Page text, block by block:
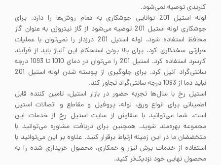
کلریدی توصیه نمی‌شود.
لوله استیل 201 توانایی جوشکاری به تمام روش‌ها را دارد. برای
جوشکاری لوله استیل 201 توضیه می‌شود از گاز نیتروژن به عنوان گاز
محافظ استفاده شود. لوله استیل 201 درزدار را نمی‌توان با عملیات
حرارتی سختکاری کرد. برای بالا بردن استحکام این آلیاژ باید از فرآیند
کارسرد استفاده کرد. استیل 201 را می‌توان در دمای 1010 تا 1093 درجه
سانتی‌گراد آنیل کرد. برای جلوگیری از پوسته شدن لوله استیل 201
نباید دما از 1093 درجه سانتی‌گراد تجاور کند.
استیل رخ با سال‌ها تجربه حضور در بازار استیل، تامین کننده قابل
اطمینانی برای انواع ورق، لوله، پروفیل و مقاطع و اتصالات استیل
است. شما می‌توانید با سفارش از سایت استیل رخ از خدمات این
مجموعه بهره‌مند شوید. همچنین برای دریافت مشاوره می‌توانید با
متخضضان ما در این زمینه ارتباط برقرار کنید. علاوه بر این می‌توانید با
استفاده از خدمات برش لیزر و خمکاری، محصول خریداری شده را به
محصول نهایی خود نزدیک‌تر کنید.